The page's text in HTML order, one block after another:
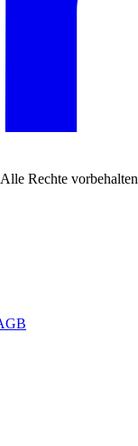
Rechte vorbehalten